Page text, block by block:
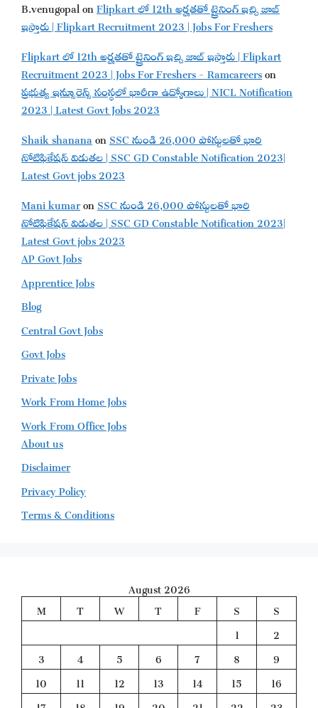
B.venugopalonFlipkart లో 12th అర్హతతో ట్రైనింగ్ ఇచ్చి జాబ్
ఇస్తారు | Flipkart Recruitment 2023 | Jobs For Freshers
Flipkart లో 12th అర్హతతో ట్రైనింగ్ ఇచ్చి జాబ్ ఇస్తారు | Flipkart
Recruitment 2023 | Jobs For Freshers - Ramcareerson
ప్రభుత్వ ఇన్సూరెన్స్ సంస్థలో భారీగా ఉద్యోగాలు | NICL Notification
2023 | Latest Govt Jobs 2023
Shaik shananaonSSC నుండి 26,000 పోస్టులతో భారి
నోటిఫికేషన్ విడుతల | SSC GD Constable Notification 2023|
Latest Govt jobs 2023
Mani kumaronSSC నుండి 26,000 పోస్టులతో భారి
నోటిఫికేషన్ విడుతల | SSC GD Constable Notification 2023|
Latest Govt jobs 2023
AP Govt Jobs
Apprentice Jobs
Blog
Central Govt Jobs
Govt Jobs
Private Jobs
Work From Home Jobs
Work From Office Jobs
About us
Disclaimer
Privacy Policy
Terms & Conditions
August 2026
M
T W T F S
S
1
2
3
4 5 6 7 8
9
10
11 12 13 14 15
16